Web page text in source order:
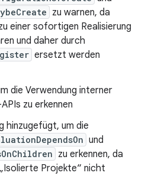
zu warnen, da
einer sofortigen Realisierung
und daher durch
ersetzt werden
die Verwendung interner
zu erkennen
hinzugefügt, um die
und
zu erkennen, da
Projekte“ nicht